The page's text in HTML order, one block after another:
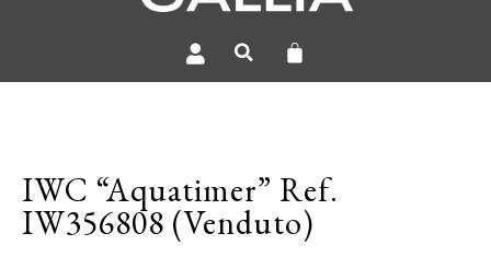
IWC “Aquatimer” Ref.
IW356808 (Venduto)